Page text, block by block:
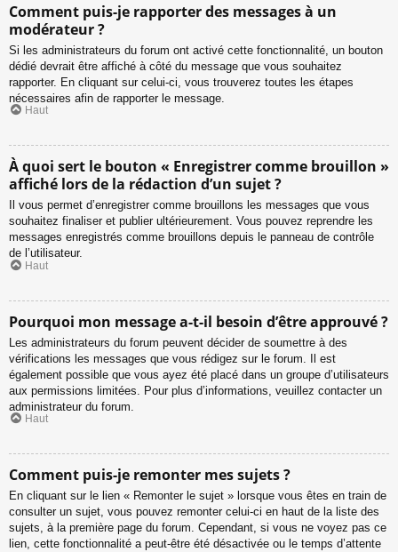
Comment puis-je rapporter des messages à un
modérateur ?
Si les administrateurs du forum ont activé cette fonctionnalité, un bouton
dédié devrait être affiché à côté du message que vous souhaitez
rapporter. En cliquant sur celui-ci, vous trouverez toutes les étapes
nécessaires afin de rapporter le message.
Haut
À quoi sert le bouton « Enregistrer comme brouillon »
affiché lors de la rédaction d’un sujet ?
Il vous permet d’enregistrer comme brouillons les messages que vous
souhaitez finaliser et publier ultérieurement. Vous pouvez reprendre les
messages enregistrés comme brouillons depuis le panneau de contrôle
de l’utilisateur.
Haut
Pourquoi mon message a-t-il besoin d’être approuvé ?
Les administrateurs du forum peuvent décider de soumettre à des
vérifications les messages que vous rédigez sur le forum. Il est
également possible que vous ayez été placé dans un groupe d’utilisateurs
aux permissions limitées. Pour plus d’informations, veuillez contacter un
administrateur du forum.
Haut
Comment puis-je remonter mes sujets ?
En cliquant sur le lien « Remonter le sujet » lorsque vous êtes en train de
consulter un sujet, vous pouvez remonter celui-ci en haut de la liste des
sujets, à la première page du forum. Cependant, si vous ne voyez pas ce
lien, cette fonctionnalité a peut-être été désactivée ou le temps d’attente